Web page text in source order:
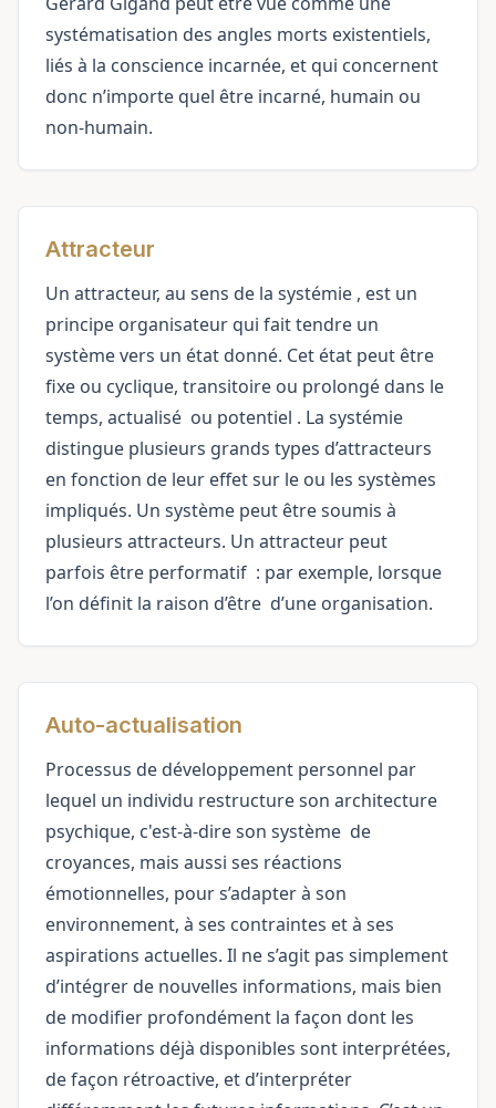
systématisation des angles morts existentiels,
liés à la conscience incarnée, et qui concernent
donc n’importe quel être incarné, humain ou
non-humain.
Attracteur
Un attracteur, au sens de la systémie , est un
principe organisateur qui fait tendre un
système vers un état donné. Cet état peut être
fixe ou cyclique, transitoire ou prolongé dans le
temps, actualisé ou potentiel . La systémie
distingue plusieurs grands types d’attracteurs
en fonction de leur effet sur le ou les systèmes
impliqués. Un système peut être soumis à
plusieurs attracteurs. Un attracteur peut
parfois être performatif : par exemple, lorsque
l’on définit la raison d’être d’une organisation.
Auto-actualisation
Processus de développement personnel par
lequel un individu restructure son architecture
psychique, c'est-à-dire son système de
croyances, mais aussi ses réactions
émotionnelles, pour s’adapter à son
environnement, à ses contraintes et à ses
aspirations actuelles. Il ne s’agit pas simplement
d’intégrer de nouvelles informations, mais bien
de modifier profondément la façon dont les
informations déjà disponibles sont interprétées,
de façon rétroactive, et d’interpréter